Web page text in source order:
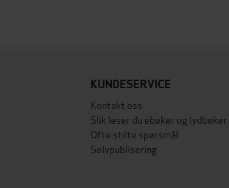
KUNDESERVICE
Kontakt oss
Slik leser du ebøker og lydbøker
Ofte stilte spørsmål
Selvpublisering